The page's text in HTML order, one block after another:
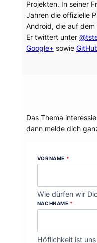
Projekten. In seiner
Jahren die offizielle
Android, die auf dem
Er twittert unter
Google+ sowie
Das Thema
dann melde dich
VORNAME *
Wie dürfen wir
NACHNAME *
Höflichkeit ist